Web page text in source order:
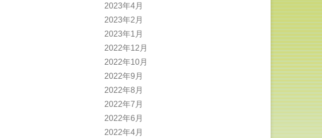
2023年4月
2023年2月
2023年1月
2022年12月
2022年10月
2022年9月
2022年8月
2022年7月
2022年6月
2022年4月